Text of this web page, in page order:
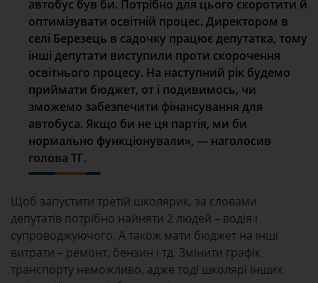
автобус був би. Потрібно для цього скоротити й
оптимізувати освітній процес. Директором в
селі Березець в садочку працює депутатка, тому
інші депутати виступили проти скорочення
освітнього процесу. На наступний рік будемо
приймати бюджет, от і подивимось, чи
зможемо забезпечити фінансування для
автобуса. Якщо би не ця партія, ми би
нормально функціонували», — наголосив
голова ТГ.
Щоб запустити третій школярик, за словами
депутатів потрібно найняти 2 людей – водія і
супроводжуючого. А також мати бюджет на інші
витрати – ремонт, бензин і тд. Змінити графік
транспорту неможливо, адже тоді школярі інших